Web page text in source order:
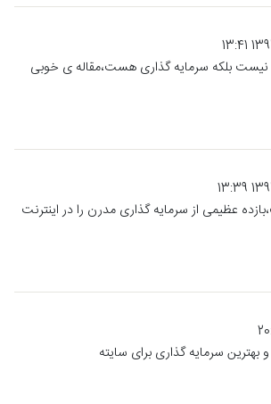
نیست بلکه سرمایه گذاری هست،مقاله ی خوبی
عظیمی از سرمایه گذاری مدرن را در اینترنت
سرمایه گذاری برای سایته